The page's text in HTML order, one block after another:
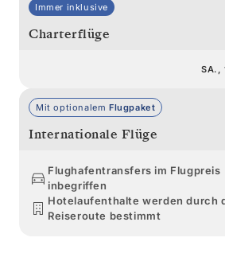
Immer inklusive
Charterflüge
SA.,
Mit optionalem Flugpaket
Internationale Flüge
Flughafentransfers im Flugpreis
inbegriffen
Hotelaufenthalte werden durch
Reiseroute bestimmt